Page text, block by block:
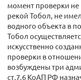
момент проверки
рекой Тобол, не
водного объекта в
Тобол
искусственно
проверки в
возбуждены три
ст.7.6 КоАП РФ